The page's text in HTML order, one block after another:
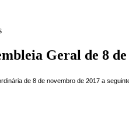
Geral de 8
de 8 de novembro de 2017 a